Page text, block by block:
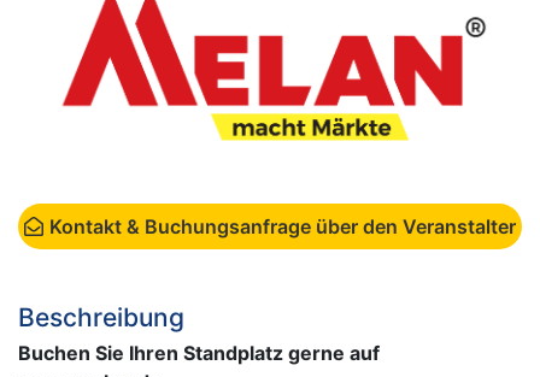
Kontakt & Buchungsanfrage über den Veranstalter
Beschreibung
Buchen Sie Ihren Standplatz gerne auf